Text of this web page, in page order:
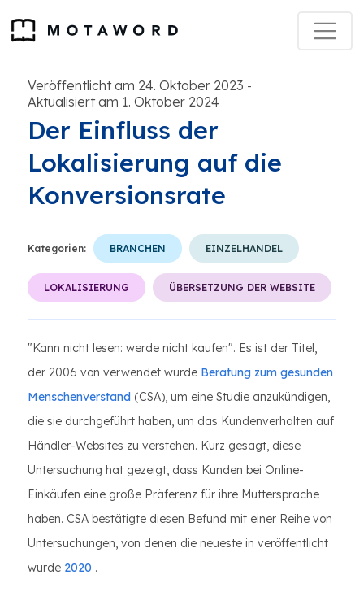
Veröffentlicht am 24. Oktober 2023 -
Aktualisiert am 1. Oktober 2024
Der Einfluss der
Lokalisierung auf die
Konversionsrate
Kategorien: BRANCHEN EINZELHANDEL
LOKALISIERUNG ÜBERSETZUNG DER WEBSITE
"Kann nicht lesen: werde nicht kaufen". Es ist der Titel,
der 2006 von verwendet wurde Beratung zum gesunden
Menschenverstand (CSA), um eine Studie anzukündigen,
die sie durchgeführt haben, um das Kundenverhalten auf
Händler-Websites zu verstehen. Kurz gesagt, diese
Untersuchung hat gezeigt, dass Kunden bei Online-
Einkäufen eine große Präferenz für ihre Muttersprache
haben. CSA bestätigte diesen Befund mit einer Reihe von
Untersuchungen, von denen die neueste in veröffentlicht
wurde 2020 .